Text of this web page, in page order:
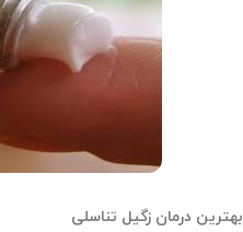
بهترین درمان زگیل تناسلی